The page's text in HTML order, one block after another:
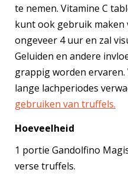
te nemen. Vitamine C
kunt ook gebruik
ongeveer 4 uur en zal
Geluiden en andere
grappig worden
lange lachperiodes
gebruiken van truffels.
Hoeveelheid
1 portie Gandolfino
verse truffels.